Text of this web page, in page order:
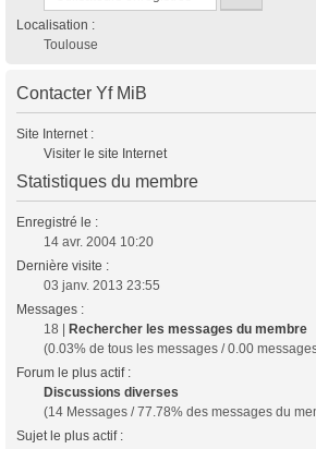
Localisation :
Toulouse
Contacter Yf MiB
Site Internet :
Visiter le site Internet
Statistiques du membre
Enregistré le :
14 avr. 2004 10:20
Dernière visite :
03 janv. 2013 23:55
Messages :
18 | Rechercher les messages du membre
(0.03% de tous les messages / 0.00
Forum le plus actif :
Discussions diverses
(14 Messages / 77.78% des messages du
Sujet le plus actif :